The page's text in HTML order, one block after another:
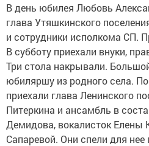
В день юбилея Любовь
глава Утяшкинского
и сотрудники исполкома СП.
В субботу приехали внуки,
Три стола накрывали.
юбиляршу из родного села.
приехали глава Ленинского
Питеркина и ансамбль в
Демидова, вокалисток Елены
Сапаревой. Они спели для